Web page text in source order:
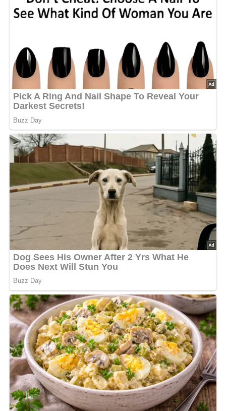
Personen, bitte die Zutaten anpassen.
2 mittelgroße Salatgurken
200 g Hackepeter
150 g Schabefleisch
1 eingeweichtes Brötchen
2 Eier
80 g Schinkenspeck
200 g Schnittkäse
1/4 Liter Brühe
30 g Margarine
1 Eßlöffel Zwiebelwürfel
2 Eßlöffel Weißwein
Lob, Kritik, Fragen oder Anregungen zum Rezept?
Dann hinterlasse doch bitte einen Kommentar am
Ende dieser Seite & auch eine Bewertung!
Und so wird es gemacht…
Aus Hackepeter, Schabefleisch, dem ausgedrückten und
zerkleinerten Brötchen, der Zwiebel, den aufgeschlagenen
Eiern, 100 g Käsewürfeln, Salz, Pfeffer und etwas Majoran
eine Hackmasse zubereiten. Die Gurken schälen, längs
halbieren und die Kerne herauskratzen. In die Höhlungen
die Hackfleisch-Käse-Füllung geben und mit dem in
Streifen geschnittenen Schinkenspeck belegen. In einer